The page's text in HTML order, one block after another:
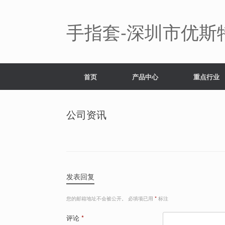
手指套-深圳市优
首页 产品中心 重点行业
公司资讯
发表回复
您的邮箱地址不会被公开。 必填项已用 * 标注
评论 *